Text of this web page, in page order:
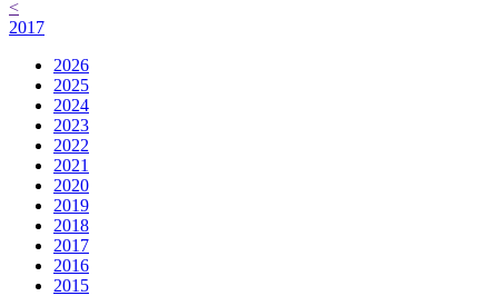
<
2017
2026
2025
2024
2023
2022
2021
2020
2019
2018
2017
2016
2015